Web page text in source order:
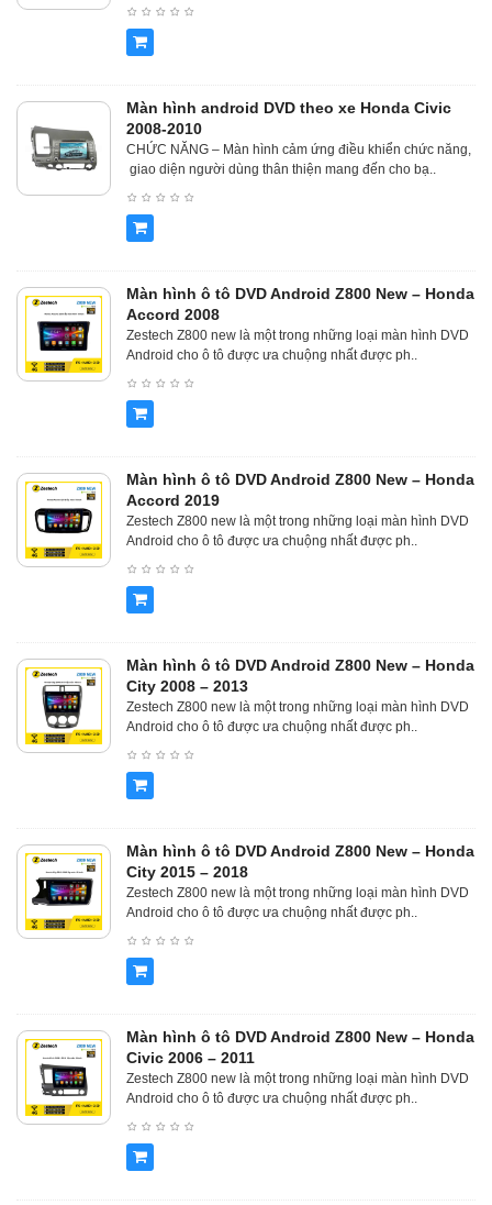
Màn hình android DVD theo xe Honda Civic
2008-2010
CHỨC NĂNG – Màn hình cảm ứng điều khiển chức năng,
giao diện người dùng thân thiện mang đến cho bạ..
Màn hình ô tô DVD Android Z800 New – Honda
Accord 2008
Zestech Z800 new là một trong những loại màn hình DVD
Android cho ô tô được ưa chuộng nhất được ph..
Màn hình ô tô DVD Android Z800 New – Honda
Accord 2019
Zestech Z800 new là một trong những loại màn hình DVD
Android cho ô tô được ưa chuộng nhất được ph..
Màn hình ô tô DVD Android Z800 New – Honda
City 2008 – 2013
Zestech Z800 new là một trong những loại màn hình DVD
Android cho ô tô được ưa chuộng nhất được ph..
Màn hình ô tô DVD Android Z800 New – Honda
City 2015 – 2018
Zestech Z800 new là một trong những loại màn hình DVD
Android cho ô tô được ưa chuộng nhất được ph..
Màn hình ô tô DVD Android Z800 New – Honda
Civic 2006 – 2011
Zestech Z800 new là một trong những loại màn hình DVD
Android cho ô tô được ưa chuộng nhất được ph..